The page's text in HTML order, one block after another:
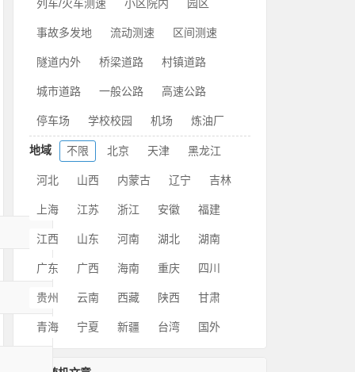
列车/火车测速 小区院内 园区
事故多发地 流动测速 区间测速
隧道内外 桥梁道路 村镇道路
城市道路 一般公路 高速公路
停车场 学校校园 机场 炼油厂
地域 不限 北京 天津 黑龙江
河北 山西 内蒙古 辽宁 吉林
上海 江苏 浙江 安徽 福建
江西 山东 河南 湖北 湖南
广东 广西 海南 重庆 四川
贵州 云南 西藏 陕西 甘肃
青海 宁夏 新疆 台湾 国外